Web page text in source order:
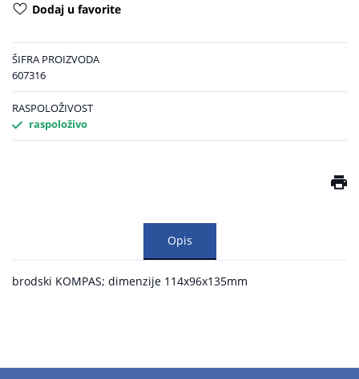
Dodaj u favorite
ŠIFRA PROIZVODA
607316
RASPOLOŽIVOST
raspoloživo
Opis
brodski KOMPAS; dimenzije 114x96x135mm